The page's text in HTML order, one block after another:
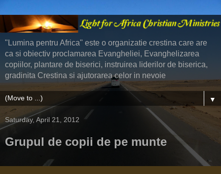
"Lumina pentru Africa" este o organizatie crestina care are
ca si obiectiv proclamarea Evangheliei, Evanghelizarea
copiilor, plantare de biserici, instruirea liderilor de biserica,
gradinita Crestina si ajutorarea celor in nevoie
▼
Saturday, April 21, 2012
Grupul de copii de pe munte